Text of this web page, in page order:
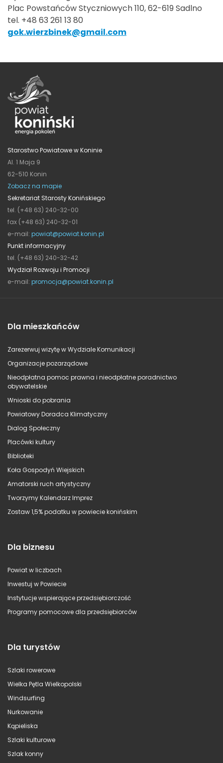
Plac Powstańców Styczniowych 110, 62-619 Sadlno
tel. +48 63 261 13 80
gok.wierzbinek@gmail.com
Starostwo Powiatowe w Koninie
Al. 1 Maja 9
62-510 Konin
Zobacz na mapie
Sekretariat Starosty Konińskiego
tel. (+48 63) 240-32-00
fax (+48 63) 240-32-01
e-mail: powiat@powiat.konin.pl
Punkt informacyjny
tel. (+48 63) 240-32-42
Wydział Rozwoju i Promocji
e-mail: promocja@powiat.konin.pl
Dla mieszkańców
Zarezerwuj wizytę w Wydziale Komunikacji
Organizacje pozarządowe
Nieodpłatna pomoc prawna i nieodpłatne poradnictwo
obywatelskie
Wnioski do pobrania
Powiatowy Doradca Klimatyczny
Dialog Społeczny
Placówki kultury
Biblioteki
Koła Gospodyń Wiejskich
Amatorski ruch artystyczny
Tworzymy Kalendarz Imprez
Zostaw 1,5% podatku w powiecie konińskim
Dla biznesu
Powiat w liczbach
Inwestuj w Powiecie
Instytucje wspierające przedsiębiorczość
Programy pomocowe dla przedsiębiorców
Dla turystów
Szlaki rowerowe
Wielka Pętla Wielkopolski
Windsurfing
Nurkowanie
Kąpieliska
Szlaki kulturowe
Szlak konny